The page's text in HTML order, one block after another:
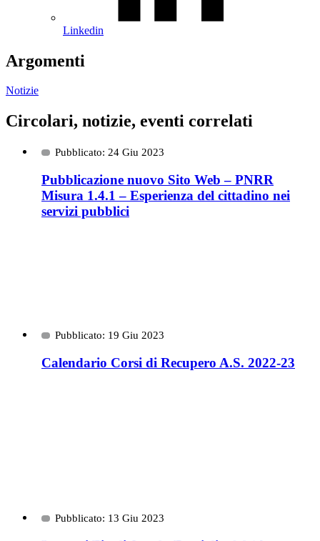
Linkedin
Argomenti
Notizie
Circolari, notizie, eventi correlati
Pubblicato: 24 Giu 2023
Pubblicazione nuovo Sito Web – PNRR
Misura 1.4.1 – Esperienza del cittadino nei
servizi pubblici
Pubblicato: 19 Giu 2023
Calendario Corsi di Recupero A.S. 2022-23
Pubblicato: 13 Giu 2023